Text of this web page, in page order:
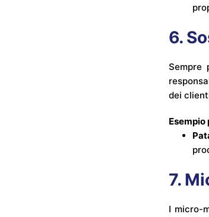
6.
Sempre
dei
Esempio
7.
I micro-